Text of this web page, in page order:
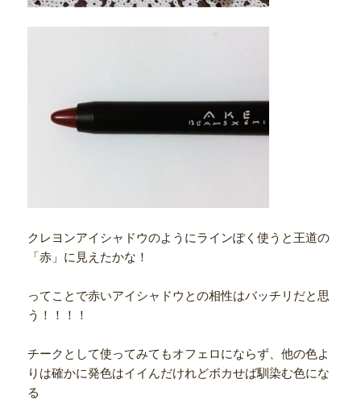
クレヨンアイシャドウのようにラインぽく使うと王道の
「赤」に見えたかな！
ってことで赤いアイシャドウとの相性はバッチリだと思
う！！！！
チークとして使ってみてもオフェロにならず、他の色よ
りは確かに発色はイイんだけれどボカせば馴染む色にな
る